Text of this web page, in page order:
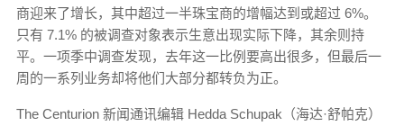
商迎来了增长，其中超过一半珠宝商的增幅达到或超过 6%。
只有 7.1% 的被调查对象表示生意出现实际下降，其余则持
平。一项季中调查发现，去年这一比例要高出很多，但最后一
周的一系列业务却将他们大部分都转负为正。
The Centurion 新闻通讯编辑 Hedda Schupak（海达·舒帕克）